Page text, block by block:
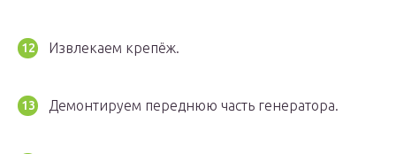
Извлекаем крепёж.
Демонтируем переднюю часть генератора.